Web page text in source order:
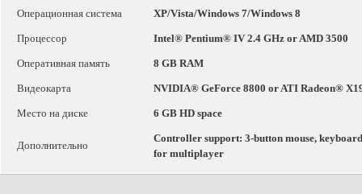
Операционная система
XP/Vista/Windows 7/Windows 8
Процессор Intel® Pentium® IV 2.4 GHz or AMD 3500
Оперативная память 8 GB RAM
Видеокарта NVIDIA® GeForce 8800 or ATI Radeon®
Место на диске 6 GB HD space
Дополнительно
Controller support: 3-button mouse,
for multiplayer